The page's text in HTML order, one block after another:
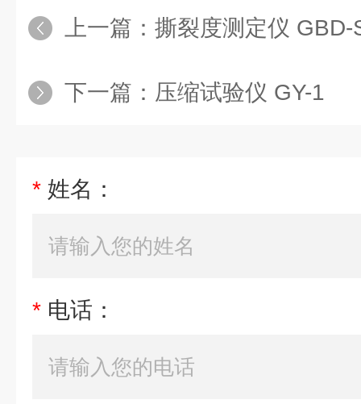
上一篇： 撕裂度测定仪 GBD-
下一篇： 压缩试验仪 GY-1
* 姓名：
* 电话：